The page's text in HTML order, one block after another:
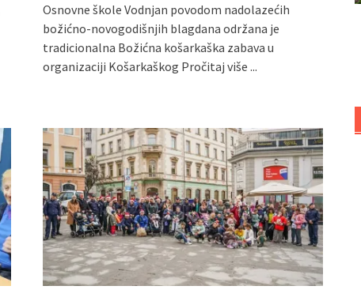
Osnovne škole Vodnjan povodom nadolazećih
božićno-novogodišnjih blagdana održana je
tradicionalna Božićna košarkaška zabava u
organizaciji Košarkaškog Pročitaj više ...